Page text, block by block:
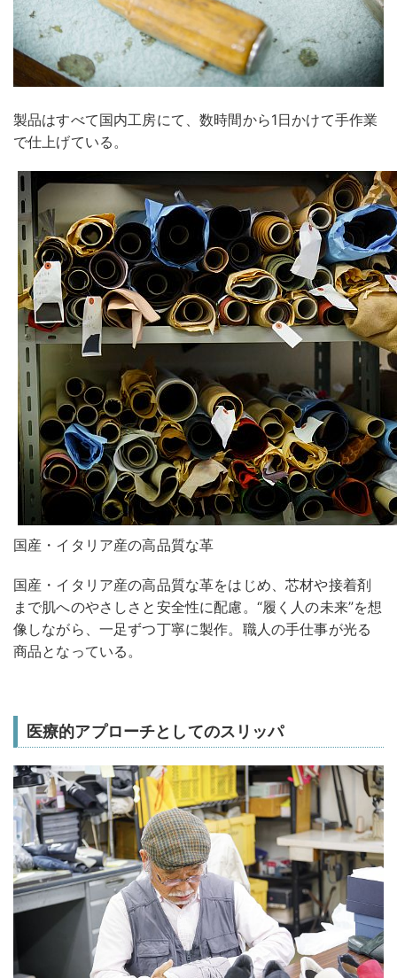
製品はすべて国内工房にて、数時間から1日かけて手作業
で仕上げている。
国産・イタリア産の高品質な革
国産・イタリア産の高品質な革をはじめ、芯材や接着剤
まで肌へのやさしさと安全性に配慮。“履く人の未来”を想
像しながら、一足ずつ丁寧に製作。職人の手仕事が光る
商品となっている。
医療的アプローチとしてのスリッパ